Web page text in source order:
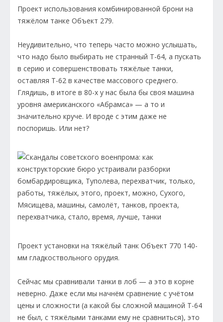
Проект использования комбинированной брони на
тяжёлом танке Объект 279.
Неудивительно, что теперь часто можно услышать,
что надо было выбирать не странный Т-64, а пускать
в серию и совершенствовать тяжёлые танки,
оставляя Т-62 в качестве массового среднего.
Глядишь, в итоге в 80-х у нас была бы своя машина
уровня американского «Абрамса» — а то и
значительно круче. И вроде с этим даже не
поспоришь. Или нет?
Проект установки на тяжёлый танк Объект 770 140-
мм гладкоствольного орудия.
Сейчас мы сравнивали танки в лоб — а это в корне
неверно. Даже если мы начнём сравнение с учётом
цены и сложности (а какой бы сложной машиной Т-64
не был, с тяжёлыми танками ему не сравниться), это